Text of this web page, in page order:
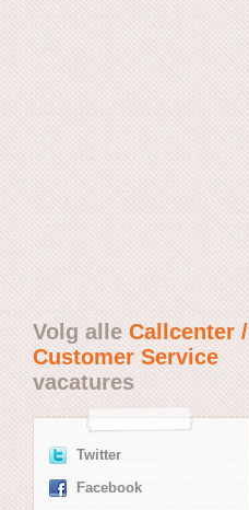
Volg alleCallcenter /
Customer Service
vacatures
Twitter
Facebook